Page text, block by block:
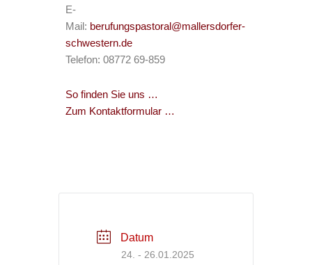
E-
Mail: berufungspastoral@mallersdorfer-
schwestern.de
Telefon: 08772 69-859
So finden Sie uns …
Zum Kontaktformular …
Datum
24. - 26.01.2025